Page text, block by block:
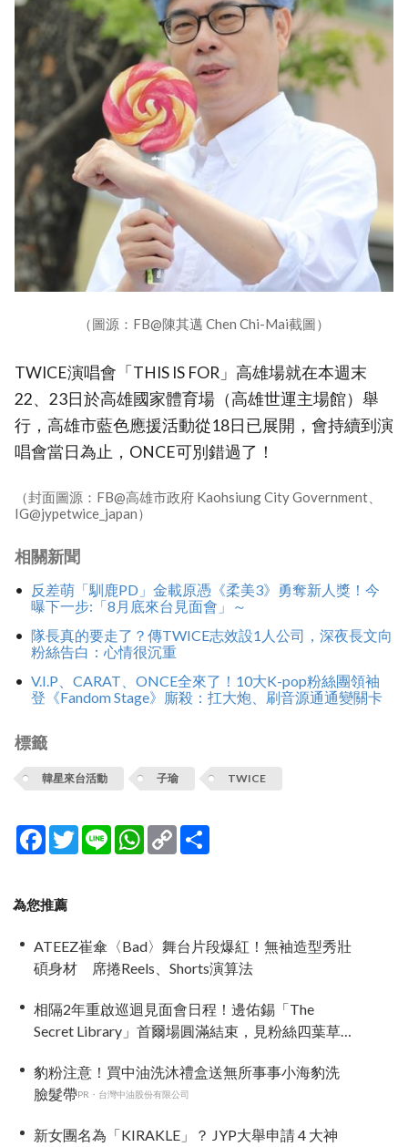
（圖源：FB@陳其邁 Chen Chi-Mai截圖）
TWICE演唱會「THIS IS FOR」高雄場就在本週末
22、23日於高雄國家體育場（高雄世運主場館）舉
行，高雄市藍色應援活動從18日已展開，會持續到演
唱會當日為止，ONCE可別錯過了！
（封面圖源：FB@高雄市政府 Kaohsiung City Government、
IG@jypetwice_japan）
相關新聞
反差萌「馴鹿PD」金載原憑《柔美3》勇奪新人獎！今
曝下一步:「8月底來台見面會」～
隊長真的要走了？傳TWICE志效設1人公司，深夜長文向
粉絲告白：心情很沉重
V.I.P、CARAT、ONCE全來了！10大K-pop粉絲團領袖
登《Fandom Stage》廝殺：扛大炮、刷音源通通變關卡
標籤
韓星來台活動 子瑜 TWICE
Facebook
TwitterLine WhatsApp
Copy
Link
為您推薦
ATEEZ崔傘〈Bad〉舞台片段爆紅！無袖造型秀壯
碩身材 席捲Reels、Shorts演算法
相隔2年重啟巡迴見面會日程！邊佑錫「The
Secret Library」首爾場圓滿結束，見粉絲四葉草
豹粉注意！買中油洗沐禮盒送無所事事小海豹洗
臉髮帶PR・台灣中油股份有限公司
新女團名為「KIRAKLE」？ JYP大舉申請 4 大神